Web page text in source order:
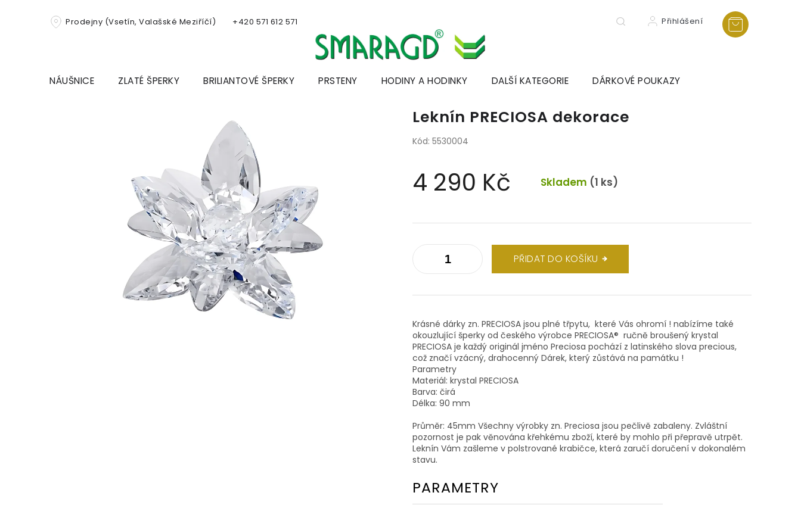
Prodejny (Vsetín, Valašské Meziříčí) +420 571 612 571 Přihlášení
NÁUŠNICE ZLATÉ ŠPERKY BRILIANTOVÉ ŠPERKY PRSTENY HODINY A HODINKY DALŠÍ KATEGORIE DÁRKOVÉ POUKAZY
Leknín PRECIOSA dekorace
Kód: 5530004
4 290 Kč Skladem (1 ks)
PŘIDAT DO KOŠÍKU
Krásné dárky zn. PRECIOSA jsou plné třpytu, které Vás ohromí ! nabízíme také
okouzlující šperky od českého výrobce PRECIOSA® ručně broušený krystal
PRECIOSA je každý originál jméno Preciosa pochází z latinského slova precious,
což značí vzácný, drahocenný Dárek, který zůstává na památku !
Parametry
Materiál: krystal PRECIOSA
Barva: čirá
Délka: 90 mm
Průměr: 45mm Všechny výrobky zn. Preciosa jsou pečlivě zabaleny. Zvláštní
pozornost je pak věnována křehkému zboží, které by mohlo při přepravě utrpět.
Leknín Vám zašleme v polstrované krabičce, která zaručí doručení v dokonalém
stavu.
PARAMETRY